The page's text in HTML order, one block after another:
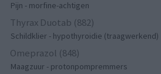
Pijn - morfine-achtigen
Thyrax Duotab (882)
Schildklier - hypothyroidie (traagwerkend)
Omeprazol (848)
Maagzuur - protonpompremmers